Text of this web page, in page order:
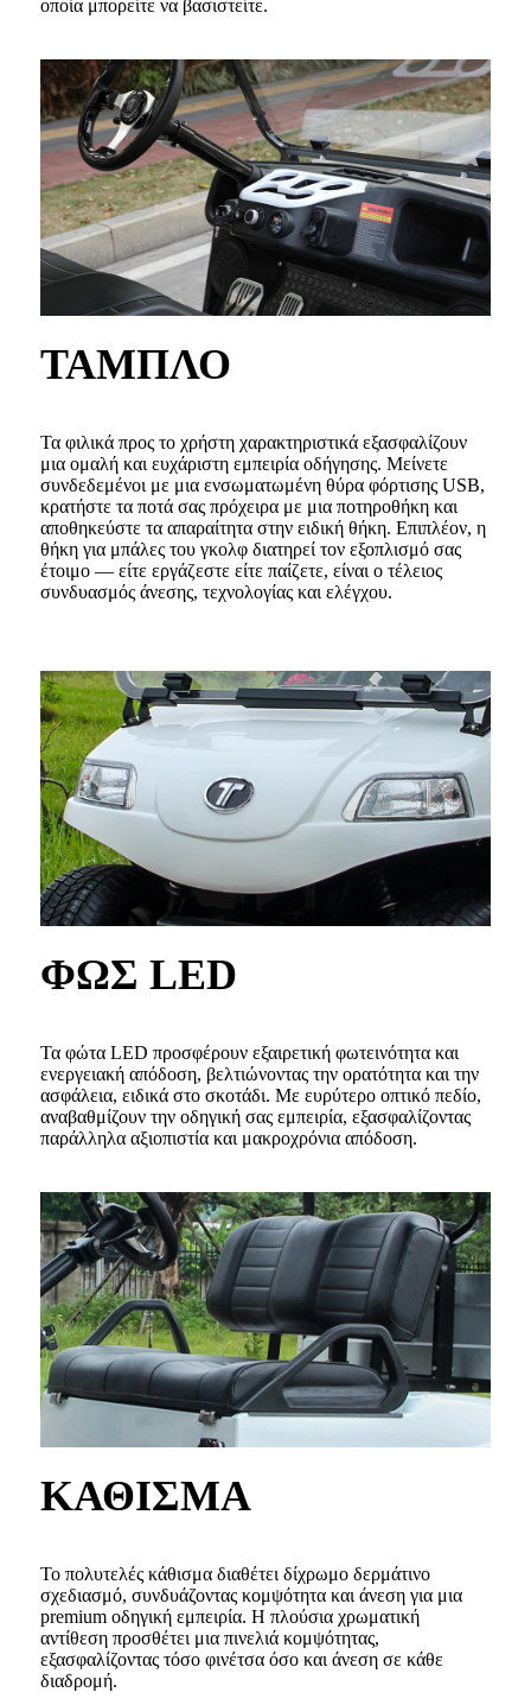
οποία μπορείτε να βασιστείτε.
ΤΑΜΠΛΟ
Τα φιλικά προς το χρήστη χαρακτηριστικά εξασφαλίζουν
μια ομαλή και ευχάριστη εμπειρία οδήγησης. Μείνετε
συνδεδεμένοι με μια ενσωματωμένη θύρα φόρτισης USB,
κρατήστε τα ποτά σας πρόχειρα με μια ποτηροθήκη και
αποθηκεύστε τα απαραίτητα στην ειδική θήκη. Επιπλέον, η
θήκη για μπάλες του γκολφ διατηρεί τον εξοπλισμό σας
έτοιμο — είτε εργάζεστε είτε παίζετε, είναι ο τέλειος
συνδυασμός άνεσης, τεχνολογίας και ελέγχου.
ΦΩΣ LED
Τα φώτα LED προσφέρουν εξαιρετική φωτεινότητα και
ενεργειακή απόδοση, βελτιώνοντας την ορατότητα και την
ασφάλεια, ειδικά στο σκοτάδι. Με ευρύτερο οπτικό πεδίο,
αναβαθμίζουν την οδηγική σας εμπειρία, εξασφαλίζοντας
παράλληλα αξιοπιστία και μακροχρόνια απόδοση.
ΚΑΘΙΣΜΑ
Το πολυτελές κάθισμα διαθέτει δίχρωμο δερμάτινο
σχεδιασμό, συνδυάζοντας κομψότητα και άνεση για μια
premium οδηγική εμπειρία. Η πλούσια χρωματική
αντίθεση προσθέτει μια πινελιά κομψότητας,
εξασφαλίζοντας τόσο φινέτσα όσο και άνεση σε κάθε
διαδρομή.